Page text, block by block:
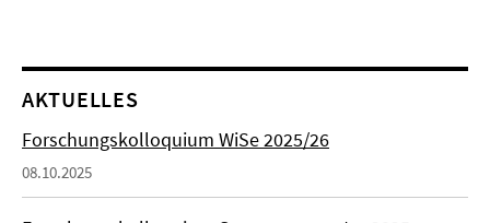
AKTUELLES
Forschungskolloquium WiSe 2025/26
08.10.2025